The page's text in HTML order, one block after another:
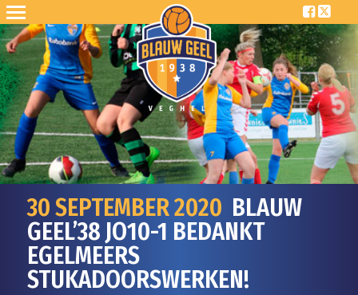
30 SEPTEMBER 2020 BLAUW
GEEL’38 JO10-1 BEDANKT
EGELMEERS
STUKADOORSWERKEN!